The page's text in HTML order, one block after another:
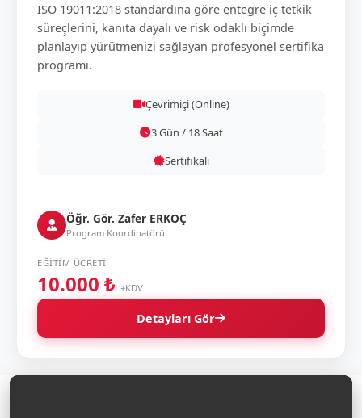
ISO 19011:2018 standardına göre entegre iç tetkik
süreçlerini, kanıta dayalı ve risk odaklı biçimde
planlayıp yürütmenizi sağlayan profesyonel sertifika
programı.
Çevrimiçi (Online)
3 Gün / 18 Saat
Sertifikalı
Öğr. Gör. Zafer ERKOÇ
Program Koordinatörü
EĞITIM ÜCRETI
10.000 ₺ +KDV
Detayları Gör